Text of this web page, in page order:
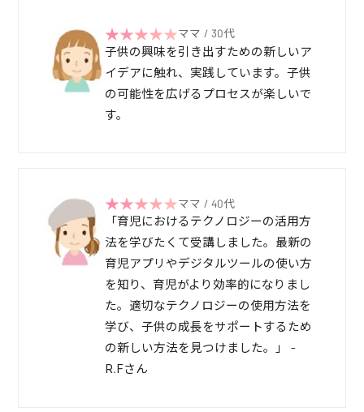
ママ / 30代
子供の興味を引き出すための新しいア
イデアに触れ、実践しています。子供
の可能性を広げるプロセスが楽しいで
す。
ママ / 40代
「育児におけるテクノロジーの活用方
法を学びたくて受講しました。最新の
育児アプリやデジタルツールの使い方
を知り、育児がより効率的になりまし
た。適切なテクノロジーの使用方法を
学び、子供の成長をサポートするため
の新しい方法を見つけました。」 -
R.Fさん